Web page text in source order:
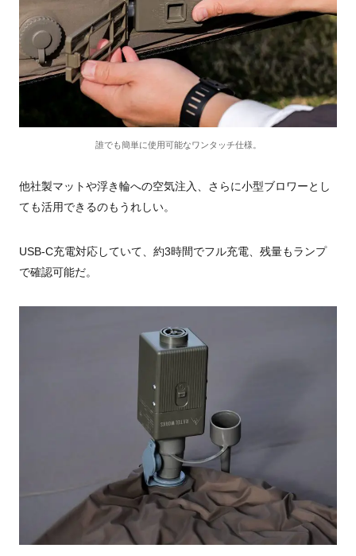
誰でも簡単に使用可能なワンタッチ仕様。
他社製マットや浮き輪への空気注入、さらに小型ブロワーとし
ても活用できるのもうれしい。
USB-C充電対応していて、約3時間でフル充電、残量もランプ
で確認可能だ。